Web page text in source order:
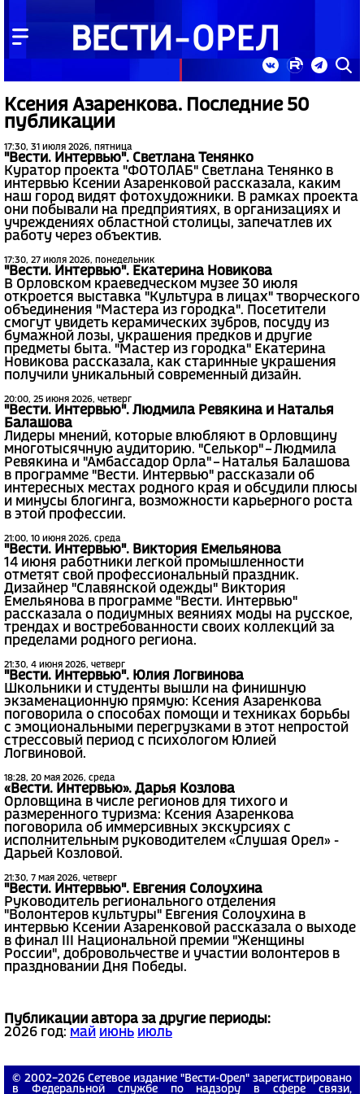
Ксения Азаренкова. Последние 50
публикации
17:30, 31 июля 2026, пятница
"Вести. Интервью". Светлана Тенянко
Куратор проекта "ФОТОЛАБ" Светлана Тенянко в
интервью Ксении Азаренковой рассказала, каким
наш город видят фотохудожники. В рамках проекта
они побывали на предприятиях, в организациях и
учреждениях областной столицы, запечатлев их
работу через объектив.
17:30, 27 июля 2026, понедельник
"Вести. Интервью". Екатерина Новикова
В Орловском краеведческом музее 30 июля
откроется выставка "Культура в лицах" творческого
объединения "Мастера из городка". Посетители
смогут увидеть керамических зубров, посуду из
бумажной лозы, украшения предков и другие
предметы быта. "Мастер из городка" Екатерина
Новикова рассказала, как старинные украшения
получили уникальный современный дизайн.
20:00, 25 июня 2026, четверг
"Вести. Интервью". Людмила Ревякина и Наталья
Балашова
Лидеры мнений, которые влюбляют в Орловщину
многотысячную аудиторию. "Селькор" – Людмила
Ревякина и "Амбассадор Орла" – Наталья Балашова
в программе "Вести. Интервью" рассказали об
интересных местах родного края и обсудили плюсы
и минусы блогинга, возможности карьерного роста
в этой профессии.
21:00, 10 июня 2026, среда
"Вести. Интервью". Виктория Емельянова
14 июня работники легкой промышленности
отметят свой профессиональный праздник.
Дизайнер "Славянской одежды" Виктория
Емельянова в программе "Вести. Интервью"
рассказала о подиумных веяниях моды на русское,
трендах и востребованности своих коллекций за
пределами родного региона.
21:30, 4 июня 2026, четверг
"Вести. Интервью". Юлия Логвинова
Школьники и студенты вышли на финишную
экзаменационную прямую: Ксения Азаренкова
поговорила о способах помощи и техниках борьбы
с эмоциональными перегрузками в этот непростой
стрессовый период с психологом Юлией
Логвиновой.
18:28, 20 мая 2026, среда
«Вести. Интервью». Дарья Козлова
Орловщина в числе регионов для тихого и
размеренного туризма: Ксения Азаренкова
поговорила об иммерсивных экскурсиях с
исполнительным руководителем «Слушая Орел» -
Дарьей Козловой.
21:30, 7 мая 2026, четверг
"Вести. Интервью". Евгения Солоухина
Руководитель регионального отделения
"Волонтеров культуры" Евгения Солоухина в
интервью Ксении Азаренковой рассказала о выходе
в финал III Национальной премии "Женщины
России", добровольчестве и участии волонтеров в
праздновании Дня Победы.
Публикации автора за другие периоды:
2026 год: май июнь июль
© 2002−2026 Сетевое издание "Вести-Орел" зарегистрировано
в Федеральной службе по надзору в сфере связи,